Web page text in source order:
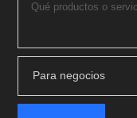
Para negocios